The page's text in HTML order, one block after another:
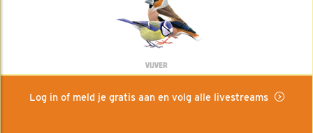
VIJVER
Log in of meld je gratis aan en volg alle livestreams